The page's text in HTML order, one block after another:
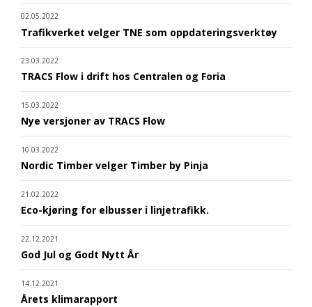
02.05.2022
Trafikverket velger TNE som oppdateringsverktøy
23.03.2022
TRACS Flow i drift hos Centralen og Foria
15.03.2022
Nye versjoner av TRACS Flow
10.03.2022
Nordic Timber velger Timber by Pinja
21.02.2022
Eco-kjøring for elbusser i linjetrafikk.
22.12.2021
God Jul og Godt Nytt År
14.12.2021
Årets klimarapport